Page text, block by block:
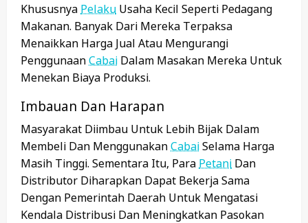
Khususnya Pelaku Usaha Kecil Seperti Pedagang
Makanan. Banyak Dari Mereka Terpaksa
Menaikkan Harga Jual Atau Mengurangi
PenggunaanCabai Dalam Masakan Mereka Untuk
Menekan Biaya Produksi.
Imbauan Dan Harapan
Masyarakat Diimbau Untuk Lebih Bijak Dalam
Membeli Dan MenggunakanCabaiSelama Harga
Masih Tinggi. Sementara Itu, Para Petani Dan
Distributor Diharapkan Dapat Bekerja Sama
Dengan Pemerintah Daerah Untuk Mengatasi
Kendala Distribusi Dan Meningkatkan Pasokan